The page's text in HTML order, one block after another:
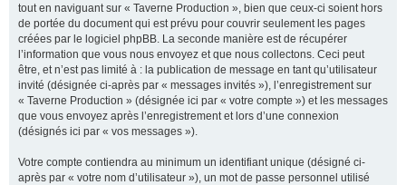
tout en naviguant sur « Taverne Production », bien que ceux-ci soient hors
de portée du document qui est prévu pour couvrir seulement les pages
créées par le logiciel phpBB. La seconde manière est de récupérer
l’information que vous nous envoyez et que nous collectons. Ceci peut
être, et n’est pas limité à : la publication de message en tant qu’utilisateur
invité (désignée ci-après par « messages invités »), l’enregistrement sur
« Taverne Production » (désignée ici par « votre compte ») et les messages
que vous envoyez après l’enregistrement et lors d’une connexion
(désignés ici par « vos messages »).
Votre compte contiendra au minimum un identifiant unique (désigné ci-
après par « votre nom d’utilisateur »), un mot de passe personnel utilisé